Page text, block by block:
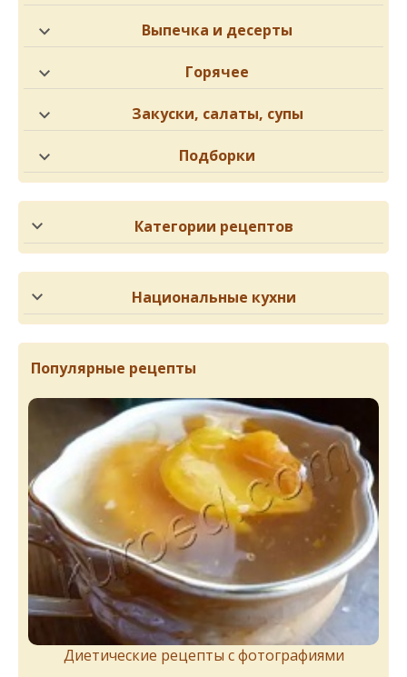
Выпечка и десерты
Горячее
Закуски, салаты, супы
Подборки
Категории рецептов
Национальные кухни
Популярные рецепты
Диетические рецепты с фотографиями